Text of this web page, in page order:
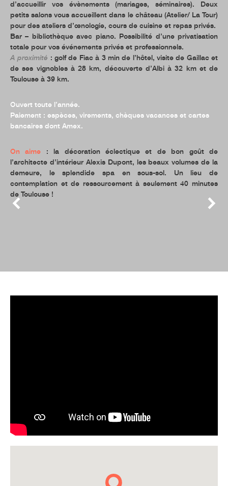
d’accueillir vos évènements (mariages, séminaires). Deux
petits salons vous accueillent dans le château (Atelier/ La Tour)
pour des ateliers d’œnologie, cours de cuisine et repas privés.
Bar – bibliothèque avec piano. Possibilité d’une privatisation
totale pour vos événements privés et professionnels.
A proximité : golf de Fiac à 3 min de l’hôtel, visite de Gaillac et
de ses vignobles à 28 km, découverte d’Albi à 32 km et de
Toulouse à 39 km.
Ouvert toute l’année.
Paiement : espèces, virements, chèques vacances et cartes
bancaires dont Amex.
On aime : la décoration éclectique et de bon goût de
l’architecte d’intérieur Alexis Dupont, les beaux volumes de la
demeure, le splendide spa en sous-sol. Un lieu de
contemplation et de ressourcement à seulement 40 minutes
de Toulouse !